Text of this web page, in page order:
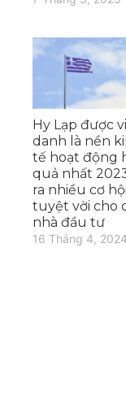
Hy Lạp được
danh là nền
tế hoạt động
quả nhất
ra nhiều cơ hội
tuyệt vời cho
nhà đầu tư
16 Tháng 4, 2024